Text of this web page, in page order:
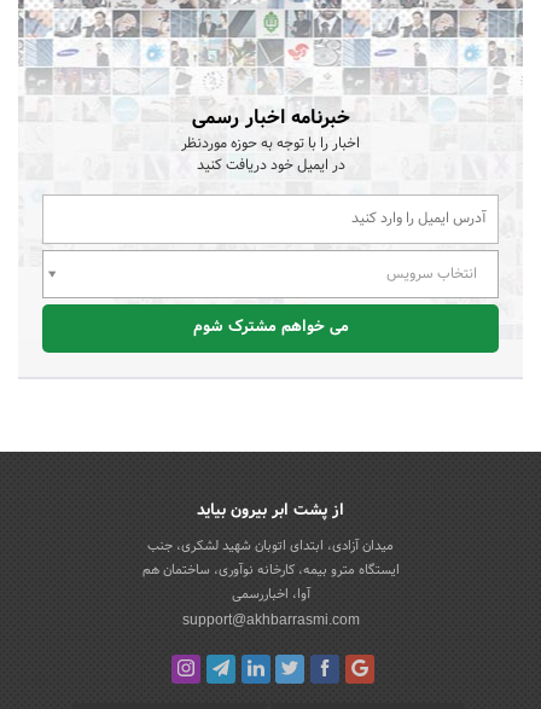
خبرنامه اخبار رسمی
اخبار را با توجه به حوزه موردنظر
در ایمیل خود دریافت کنید
انتخاب سرویس
می خواهم مشترک شوم
از پشت ابر بیرون بیاید
میدان آزادی، ابتدای اتوبان شهید لشکری، جنب
ایستگاه مترو بیمه، کارخانه نوآوری، ساختمان هم
آوا، اخباررسمی
support@akhbarrasmi.com